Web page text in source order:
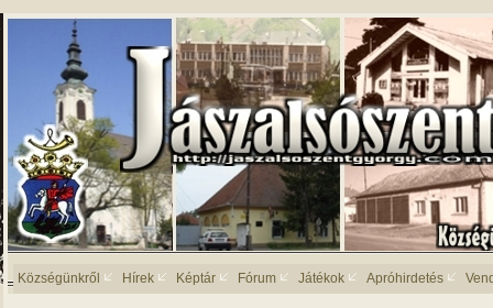
Községünkről Hírek Képtár Fórum Játékok Apróhirdetés